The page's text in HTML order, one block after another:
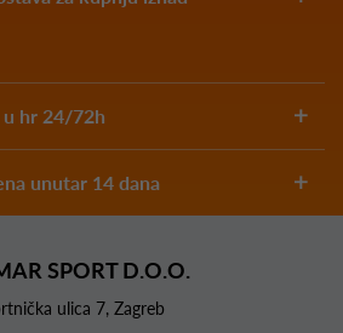
u hr 24/72h
unutar 14 dana
SPORT D.O.O.
ulica 7, Zagreb